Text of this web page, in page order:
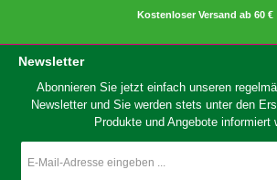
Kostenloser Versand ab 60 €
Newsletter
Abonnieren Sie jetzt einfach unseren
Newsletter und Sie werden stets unter den
Produkte und Angebote informiert
Mail-